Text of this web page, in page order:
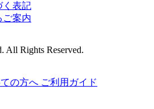
く表記
ご案内
Rights Reserved.
の方へ ご利用ガイド